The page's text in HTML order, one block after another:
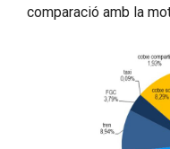
comparació amb la